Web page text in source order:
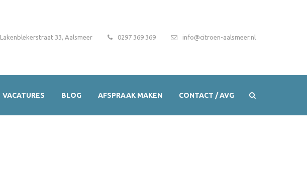
Lakenblekerstraat 33, Aalsmeer 0297 369 369 info@citroen-aalsmeer.nl
VACATURES BLOG AFSPRAAK MAKEN CONTACT / AVG